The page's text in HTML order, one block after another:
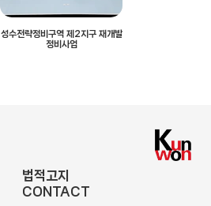
성수전략정비구역 제2지구 재개발
정비사업
법적고지
CONTACT